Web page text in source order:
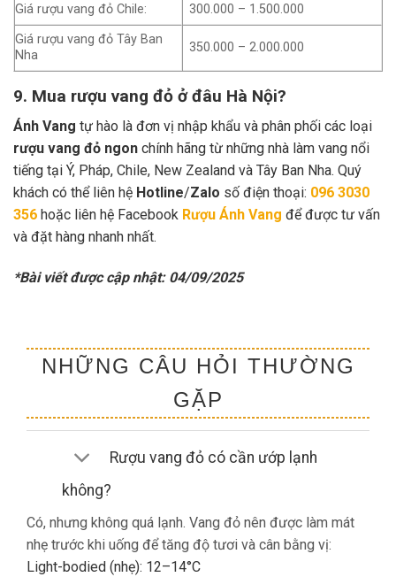
Giá rượu vang đỏ Chile:
300.000 – 1.500.000
Giá rượu vang đỏ Tây Ban
Nha
350.000 – 2.000.000
9. Mua rượu vang đỏ ở đâu Hà Nội?
Ánh Vang tự hào là đơn vị nhập khẩu và phân phối các loại
rượu vang đỏ ngon chính hãng từ những nhà làm vang nổi
tiếng tại Ý, Pháp, Chile, New Zealand và Tây Ban Nha. Quý
khách có thể liên hệ Hotline/Zalo số điện thoại: 096 3030
356 hoặc liên hệ Facebook Rượu Ánh Vang để được tư vấn
và đặt hàng nhanh nhất.
*Bài viết được cập nhật: 04/09/2025
NHỮNG CÂU HỎI THƯỜNG
GẶP
Rượu vang đỏ có cần ướp lạnh
không?
Có, nhưng không quá lạnh. Vang đỏ nên được làm mát
nhẹ trước khi uống để tăng độ tươi và cân bằng vị:
Light-bodied (nhẹ): 12–14°C